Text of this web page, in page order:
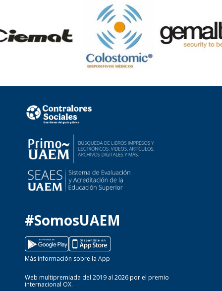
#SomosUAEM
Más información sobre la App
Web multipremiada del 2019 al 2026 por el premio
internacional OX.